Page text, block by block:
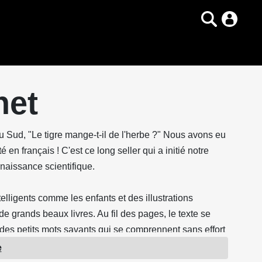
"Le tigre mange-t-il de l'herbe ?" Nous avons eu
en français ! C'est ce long seller qui a initié notre
scientifique.
comme les enfants et des illustrations
grands beaux livres. Au fil des pages, le texte se
petits mots savants qui se comprennent sans effort